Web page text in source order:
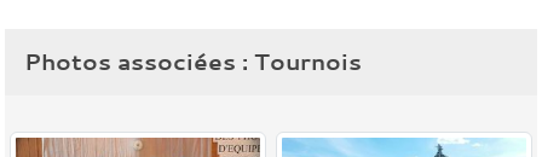
Photos associées : Tournois